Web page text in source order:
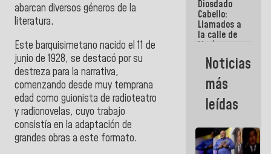
abarcan diversos géneros de la
literatura.
Este barquisimetano nacido el 11 de
junio de 1928, se destacó por su
destreza para la narrativa,
comenzando desde muy temprana
edad como guionista de radioteatro
y radionovelas, cuyo trabajo
consistía en la adaptación de
grandes obras a este formato.
que ella iba
a salvar en
La Guaira?
Diosdado
Cabello:
Llamados a
la calle de
María
Machado se
estrellaron
de frente
contra el
Pueblo
Noticias
más
leídas